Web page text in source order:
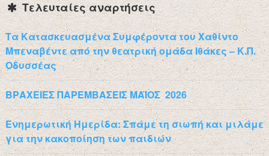
Τελευταίες αναρτήσεις
Τα Κατασκευασμένα Συμφέροντα του Χαθίντο
Μπεναβέντε από την θεατρική ομάδα Ιθάκες – Κ.Π.
Οδυσσέας
ΒΡΑΧΕΙΕΣ ΠΑΡΕΜΒΑΣΕΙΣ ΜΑΪΟΣ 2026
Ενημερωτική Ημερίδα: Σπάμε τη σιωπή και μιλάμε
για την κακοποίηση των παιδιών